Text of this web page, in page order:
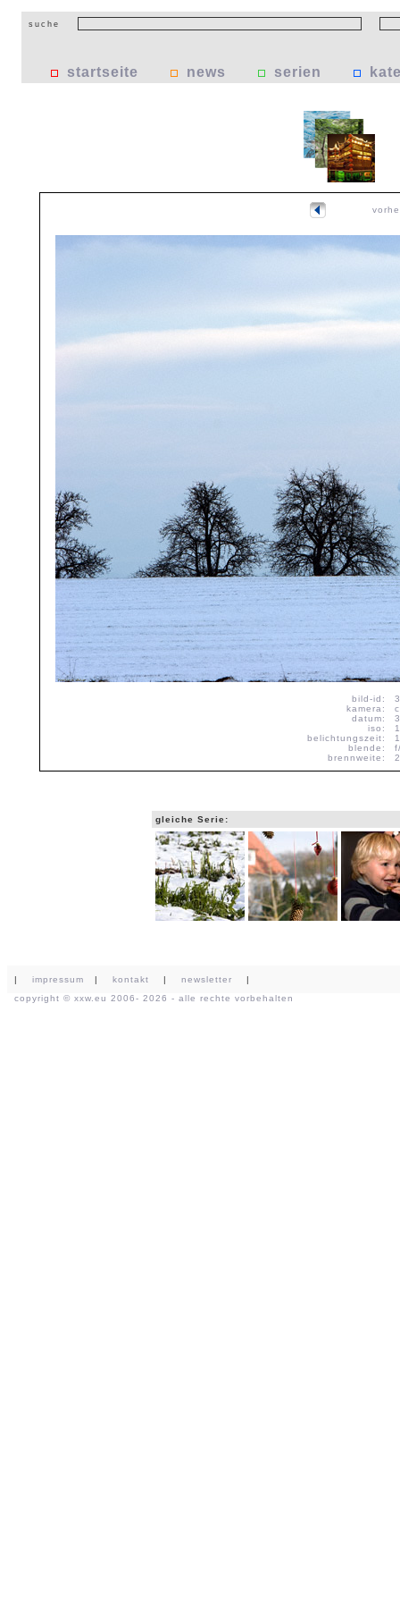
suche
startseite news serien
bild-id:
kamera:
datum:
iso:
belichtungszeit:
blende:
brennweite:
gleiche Serie:
| impressum | kontakt | newsletter |
copyright © xxw.eu 2006- 2026 - alle rechte vorbehalten